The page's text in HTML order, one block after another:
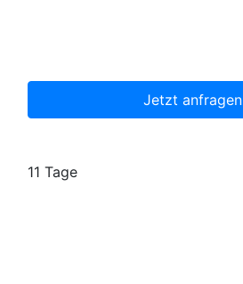
Jetzt anfragen
11 Tage